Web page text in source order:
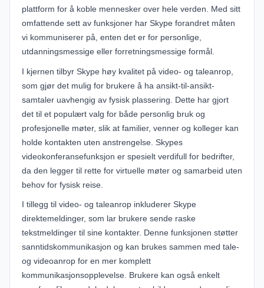
plattform for å koble mennesker over hele verden. Med sitt
omfattende sett av funksjoner har Skype forandret måten
vi kommuniserer på, enten det er for personlige,
utdanningsmessige eller forretningsmessige formål.
I kjernen tilbyr Skype høy kvalitet på video- og taleanrop,
som gjør det mulig for brukere å ha ansikt-til-ansikt-
samtaler uavhengig av fysisk plassering. Dette har gjort
det til et populært valg for både personlig bruk og
profesjonelle møter, slik at familier, venner og kolleger kan
holde kontakten uten anstrengelse. Skypes
videokonferansefunksjon er spesielt verdifull for bedrifter,
da den legger til rette for virtuelle møter og samarbeid uten
behov for fysisk reise.
I tillegg til video- og taleanrop inkluderer Skype
direktemeldinger, som lar brukere sende raske
tekstmeldinger til sine kontakter. Denne funksjonen støtter
sanntidskommunikasjon og kan brukes sammen med tale-
og videoanrop for en mer komplett
kommunikasjonsopplevelse. Brukere kan også enkelt